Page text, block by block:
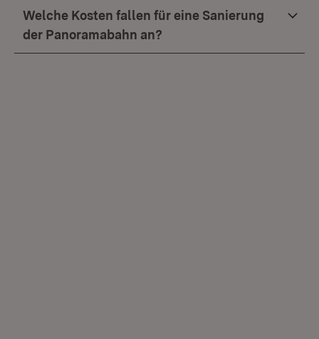
Welche Kosten fallen für eine Sanierung
der Panoramabahn an?